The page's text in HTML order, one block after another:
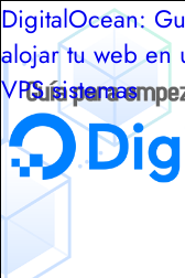
DigitalOcean:
alojar tu web en
VPS sistemas